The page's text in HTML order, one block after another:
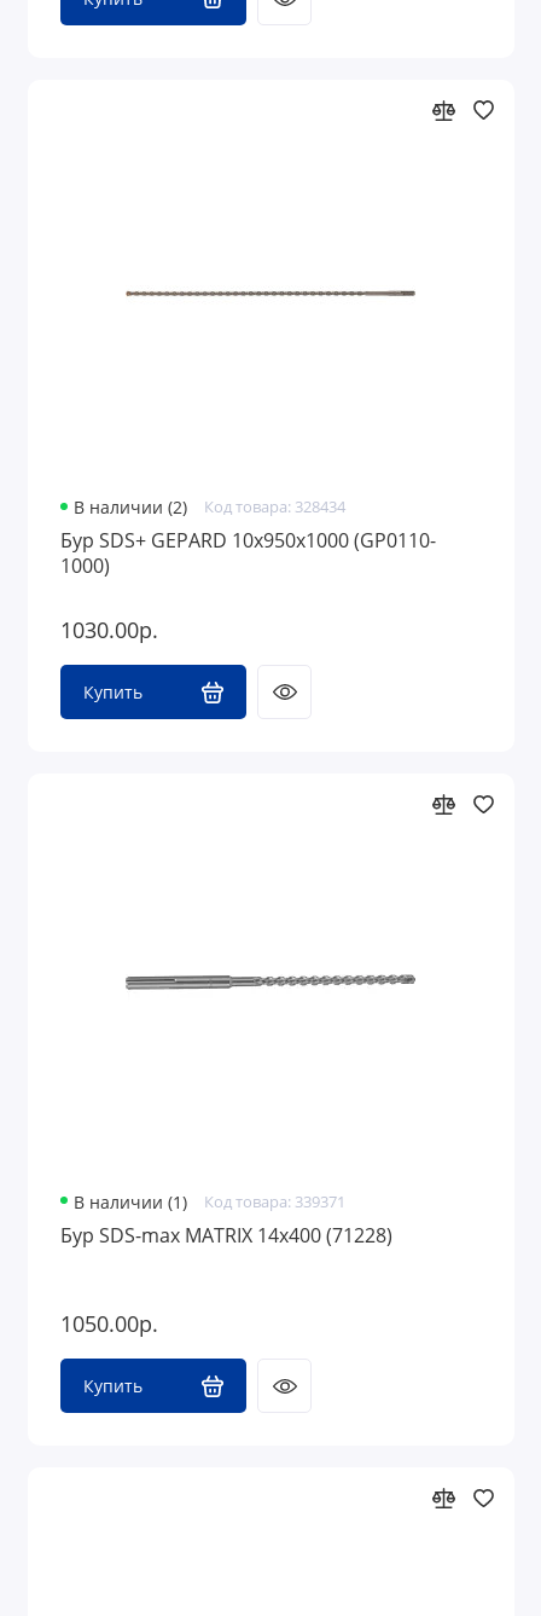
В наличии (2) Код товара: 328434
Бур SDS+ GEPARD 10х950х1000 (GP0110-
1000)
1030.00р.
Купить
В наличии (1) Код товара: 339371
Бур SDS-max MATRIX 14х400 (71228)
1050.00р.
Купить